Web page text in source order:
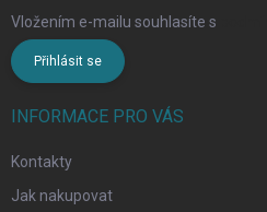
Vložením e-mailu souhlasíte s
Přihlásit se
INFORMACE PRO VÁS
Kontakty
Jak nakupovat